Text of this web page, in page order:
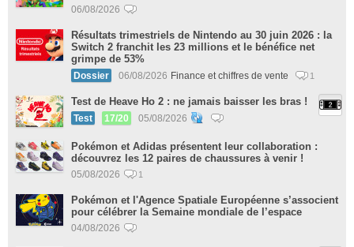
06/08/2026
Résultats trimestriels de Nintendo au 30 juin 2026 : la
Switch 2 franchit les 23 millions et le bénéfice net
grimpe de 53%
Dossier 06/08/2026 Finance et chiffres de vente 1
Test de Heave Ho 2 : ne jamais baisser les bras !
Test 17/20 05/08/2026
Pokémon et Adidas présentent leur collaboration :
découvrez les 12 paires de chaussures à venir !
05/08/2026 1
Pokémon et l'Agence Spatiale Européenne s’associent
pour célébrer la Semaine mondiale de l’espace
04/08/2026